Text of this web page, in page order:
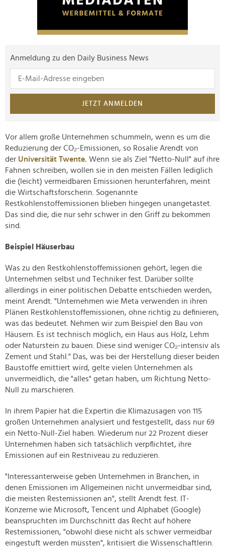
Anmeldung zu den Daily Business News
JETZT ANMELDEN
Vor allem große Unternehmen schummeln, wenn es um die
Reduzierung der CO₂-Emissionen, so Rosalie Arendt von
der Universität Twente. Wenn sie als Ziel "Netto-Null" auf ihre
Fahnen schreiben, wollen sie in den meisten Fällen lediglich
die (leicht) vermeidbaren Emissionen herunterfahren, meint
die Wirtschaftsforscherin. Sogenannte
Restkohlenstoffemissionen blieben hingegen unangetastet.
Das sind die, die nur sehr schwer in den Griff zu bekommen
sind.
Beispiel Häuserbau
Was zu den Restkohlenstoffemissionen gehört, legen die
Unternehmen selbst und Techniker fest. Darüber sollte
allerdings in einer politischen Debatte entschieden werden,
meint Arendt. "Unternehmen wie Meta verwenden in ihren
Plänen Restkohlenstoffemissionen, ohne richtig zu definieren,
was das bedeutet. Nehmen wir zum Beispiel den Bau von
Häusern. Es ist technisch möglich, ein Haus aus Holz, Lehm
oder Naturstein zu bauen. Diese sind weniger CO₂-intensiv als
Zement und Stahl." Das, was bei der Herstellung dieser beiden
Baustoffe emittiert wird, gelte vielen Unternehmen als
unvermeidlich, die "alles" getan haben, um Richtung Netto-
Null zu marschieren.
In ihrem Papier hat die Expertin die Klimazusagen von 115
großen Unternehmen analysiert und festgestellt, dass nur 69
ein Netto-Null-Ziel haben. Wiederum nur 22 Prozent dieser
Unternehmen haben sich tatsächlich verpflichtet, ihre
Emissionen auf ein Restniveau zu reduzieren.
"Interessanterweise geben Unternehmen in Branchen, in
denen Emissionen im Allgemeinen nicht unvermeidbar sind,
die meisten Restemissionen an", stellt Arendt fest. IT-
Konzerne wie Microsoft, Tencent und Alphabet (Google)
beanspruchten im Durchschnitt das Recht auf höhere
Restemissionen, "obwohl diese nicht als schwer vermeidbar
eingestuft werden müssten", kritisiert die Wissenschaftlerin.